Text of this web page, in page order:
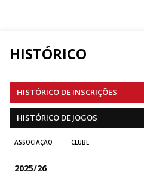
HISTÓRICO
HISTÓRICO DE INSCRIÇÕES
HISTÓRICO DE JOGOS
ASSOCIAÇÃO CLUBE
2025/26